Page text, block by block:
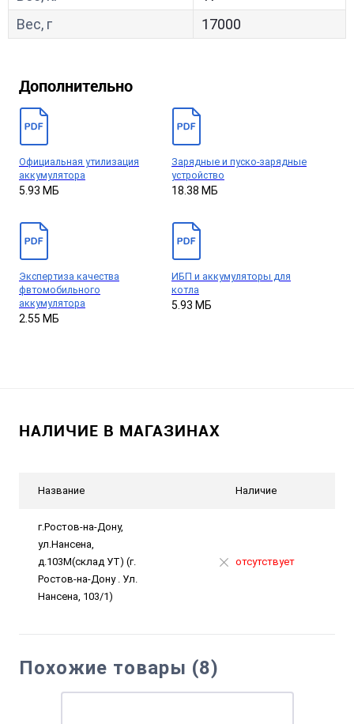
Вес, г
17000
Дополнительно
Официальная утилизация
аккумулятора
5.93 МБ
Зарядные и пуско-зарядные
устройство
18.38 МБ
Экспертиза качества
фвтомобильного
аккумулятора
2.55 МБ
ИБП и аккумуляторы для
котла
5.93 МБ
НАЛИЧИЕ В МАГАЗИНАХ
Название Наличие
г.Ростов-на-Дону,
ул.Нансена,
д.103М(склад УТ) (г.
Ростов-на-Дону . Ул.
Нансена, 103/1)
отсутствует
Похожие товары (8)